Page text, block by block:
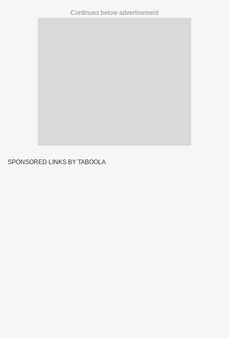
Continues below advertisement
SPONSORED LINKS BY TABOOLA